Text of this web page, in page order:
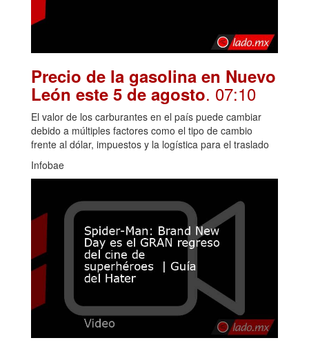
Precio de la gasolina en Nuevo
León este 5 de agosto. 07:10
El valor de los carburantes en el país puede cambiar
debido a múltiples factores como el tipo de cambio
frente al dólar, impuestos y la logística para el traslado
Infobae